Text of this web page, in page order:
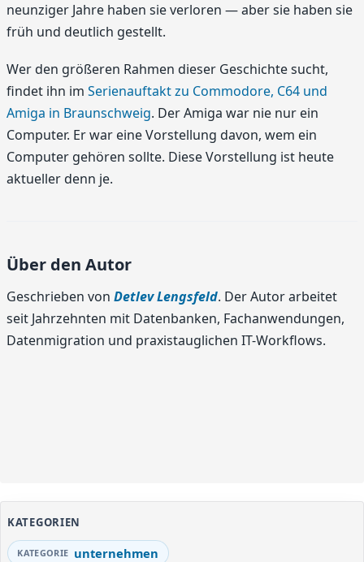
neunziger Jahre haben sie verloren — aber sie haben sie
früh und deutlich gestellt.
Wer den größeren Rahmen dieser Geschichte sucht,
findet ihn im Serienauftakt zu Commodore, C64 und
Amiga in Braunschweig. Der Amiga war nie nur ein
Computer. Er war eine Vorstellung davon, wem ein
Computer gehören sollte. Diese Vorstellung ist heute
aktueller denn je.
Über den Autor
Geschrieben von Detlev Lengsfeld. Der Autor arbeitet
seit Jahrzehnten mit Datenbanken, Fachanwendungen,
Datenmigration und praxistauglichen IT-Workflows.
KATEGORIEN
unternehmen